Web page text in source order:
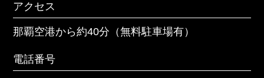
アクセス
那覇空港から約40分（無料駐車場有）
電話番号
098-901-5454